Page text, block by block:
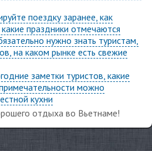
поездку заранее, как
праздники отмечаются
нужно знать туристам,
на каком рынке есть свежие
заметки туристов, какие
можно
кухни
отдыха во Вьетнаме!